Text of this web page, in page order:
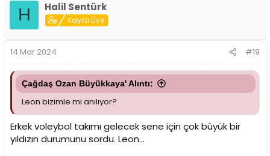
:
H Halil Sentürk
Kayıtlı Üye
14 Mar 2024 #19
Çağdaş Ozan Büyükkaya' Alıntı:
Leon bizimle mi anılıyor?
Erkek voleybol takımı gelecek sene için çok büyük bir
yıldızın durumunu sordu. Leon...